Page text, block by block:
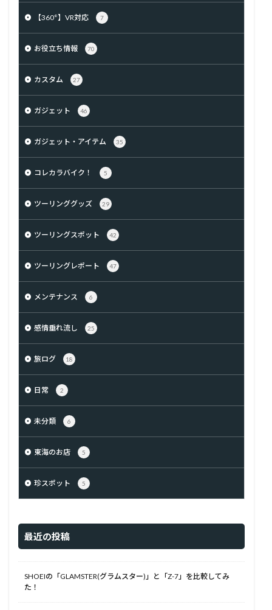
【360°】VR対応 7
お役立ち情報 70
カスタム 27
ガジェット 46
ガジェット・アイテム 35
コレカラバイク！ 5
ツーリンググッズ 29
ツーリングスポット 42
ツーリングレポート 47
メンテナンス 6
感情垂れ流し 25
旅ログ 18
日常 2
未分類 6
東海のお店 5
珍スポット 5
最近の投稿
SHOEIの「GLAMSTER(グラムスター)」と「Z-7」を比較してみ
た！